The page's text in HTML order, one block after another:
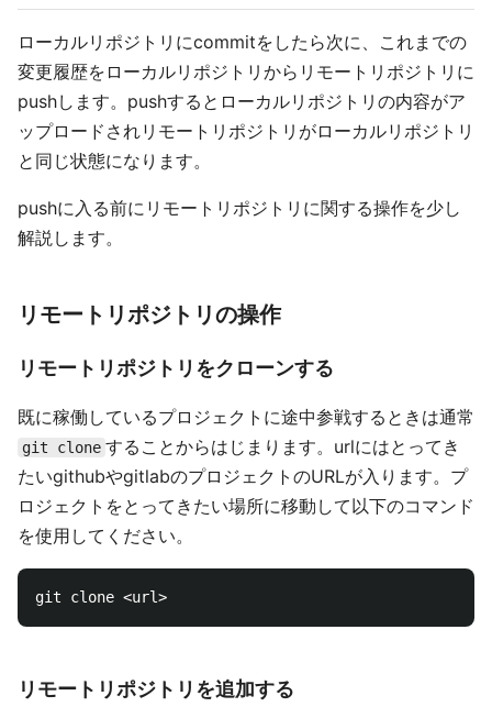
ローカルリポジトリにcommitをしたら次に、これまでの
変更履歴をローカルリポジトリからリモートリポジトリに
pushします。pushするとローカルリポジトリの内容がア
ップロードされリモートリポジトリがローカルリポジトリ
と同じ状態になります。
pushに入る前にリモートリポジトリに関する操作を少し
解説します。
リモートリポジトリの操作
リモートリポジトリをクローンする
既に稼働しているプロジェクトに途中参戦するときは通常
git clone することからはじまります。urlにはとってき
たいgithubやgitlabのプロジェクトのURLが入ります。プ
ロジェクトをとってきたい場所に移動して以下のコマンド
を使用してください。
リモートリポジトリを追加する